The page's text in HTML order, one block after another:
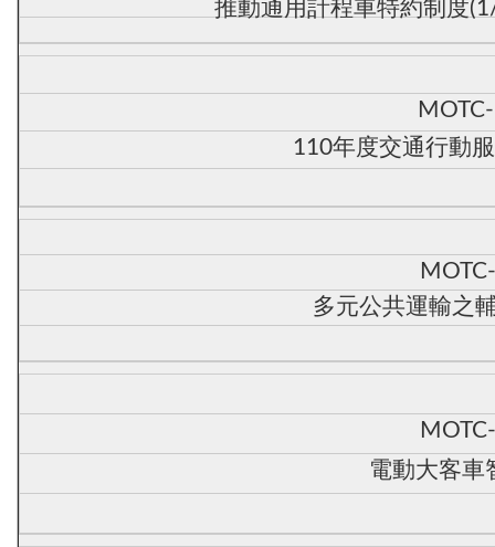
推動通用計程車特約制度
110年度交通行動
多元公共運輸之
電動大客車